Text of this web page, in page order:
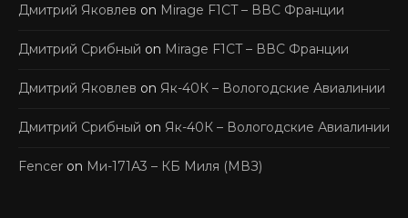
Дмитрий Яковлев on Mirage F1CT – ВВС Франции
Дмитрий Срибный on Mirage F1CT – ВВС Франции
Дмитрий Яковлев on Як-40К – Вологодские Авиалинии
Дмитрий Срибный on Як-40К – Вологодские Авиалинии
Fencer on Ми-171А3 – КБ Миля (МВЗ)